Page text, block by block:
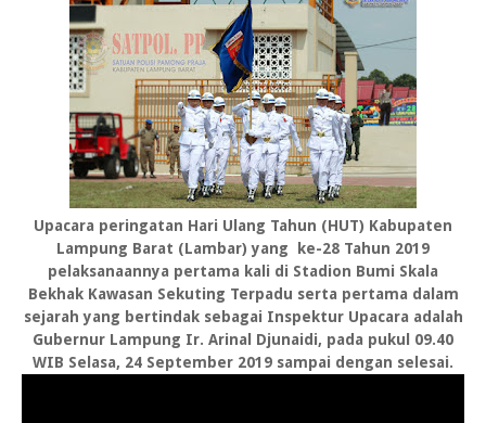
Upacara peringatan Hari Ulang Tahun (HUT) Kabupaten
Lampung Barat (Lambar) yang ke-28 Tahun 2019
pelaksanaannya pertama kali di Stadion Bumi Skala
Bekhak Kawasan Sekuting Terpadu serta pertama dalam
sejarah yang bertindak sebagai Inspektur Upacara adalah
Gubernur Lampung Ir. Arinal Djunaidi, pada pukul 09.40
WIB Selasa, 24 September 2019 sampai dengan selesai.